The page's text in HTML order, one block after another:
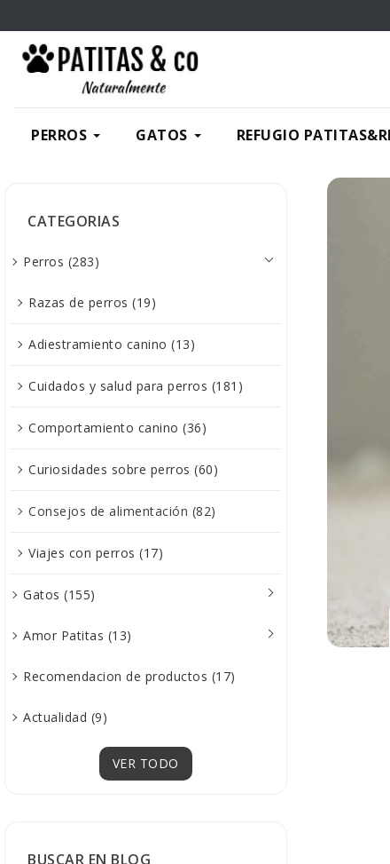
PERROS GATOS REFUGIO
CATEGORIAS
Perros (283)
Razas de perros (19)
Adiestramiento canino (13)
Cuidados y salud para perros (181)
Comportamiento canino (36)
Curiosidades sobre perros (60)
Consejos de alimentación (82)
Viajes con perros (17)
Gatos (155)
Amor Patitas (13)
Recomendacion de productos (17)
Actualidad (9)
VER TODO
BUSCAR EN BLOG